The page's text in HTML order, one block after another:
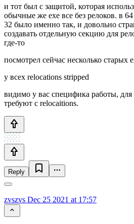
и тот был с защитой, которая
обычные же exe все без релоков. в
32 было именно так, и довольно
создавать отдельную секцию для
где-то
посмотрел сейчас несколько старых
у всех relocations stripped
видимо у вас специфика работы,
требуют с relocaitions.
Reply
zvszvs Dec 25 2021 at 17:57